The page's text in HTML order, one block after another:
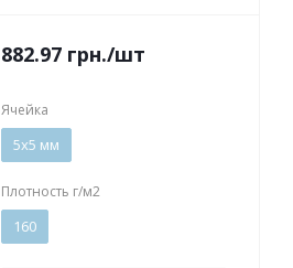
882.97 грн./шт
Ячейка
5х5 мм
Плотность г/м2
160